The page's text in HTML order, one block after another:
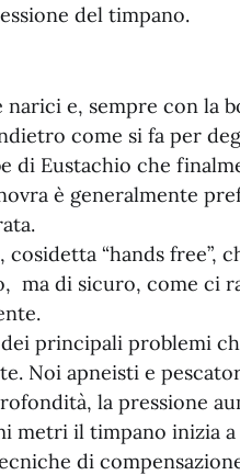
del timpano.
e, sempre con la
come si fa per
di Eustachio che
è generalmente
“hands free”,
ma di sicuro, come ci
principali problemi
Noi apneisti e
la pressione
metri il timpano inizia
di